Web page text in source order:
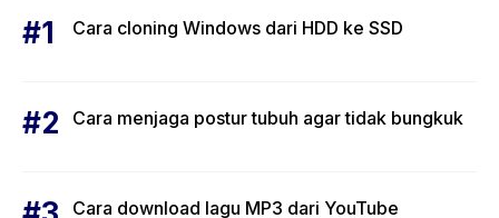
Cara cloning Windows dari HDD ke SSD
Cara menjaga postur tubuh agar tidak bungkuk
Cara download lagu MP3 dari YouTube